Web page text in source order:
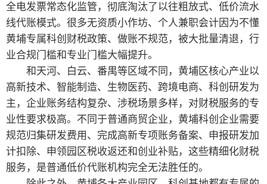
全电发票常态化监管，彻底淘汰了以往粗放式、低价流水
线代账模式。很多无资质小作坊、个人兼职会计因为不懂
黄埔专属科创财税政策、做账不规范，被大批量清退，行
业合规门槛和专业门槛大幅提升。
和天河、白云、番禺等区域不同，黄埔区核心产业以
高新技术、智能制造、生物医药、跨境电商、科创研发为
主，企业账务结构复杂、涉税场景多样，对财税服务的专
业性要求极高。不同于普通商贸企业，黄埔科创企业需要
规范归集研发费用、完成高新专项账务备案、申报研发加
计扣除、申领园区税收返还和创业补贴，这些精细化财税
服务，是普通低价代账机构完全无法胜任的。